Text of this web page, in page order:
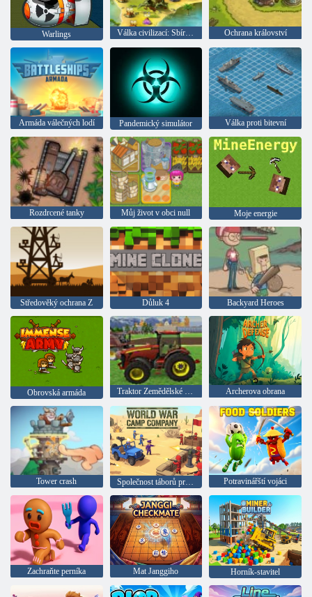
Warlings Válka civilizací: Sbírka pro pána Ochrana království
Armáda válečných lodí Pandemický simulátor Válka proti bitevní
Rozdrcené tanky Můj život v obci null Moje energie
Středověký ochrana Z Důluk 4 Backyard Heroes
Obrovská armáda Traktor Zemědělské stroje 2018 Archerova obrana
Tower crash Společnost táborů první světové války Potravinářští vojáci
Zachraňte perníka Mat Janggiho Horník-stavitel